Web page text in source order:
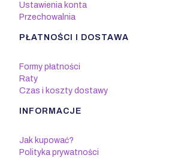
Ustawienia konta
Przechowalnia
PŁATNOŚCI I DOSTAWA
Formy płatności
Raty
Czas i koszty dostawy
INFORMACJE
Jak kupować?
Polityka prywatności